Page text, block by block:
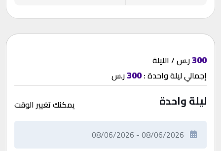
300ر.س / الليلة
إجماليليلة واحدة:
300ر.س
ليلة واحدة يمكنك تغيير الوقت